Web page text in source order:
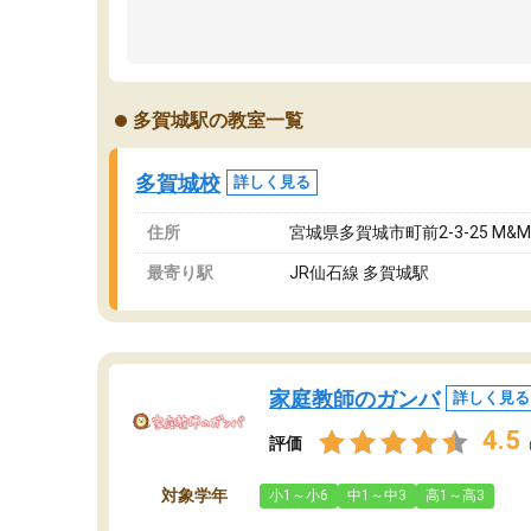
多賀城駅の教室一覧
多賀城校 詳しく見る
住所 宮城県多賀城市町前2-3-25 M&M
最寄り駅 JR仙石線 多賀城駅
家庭教師のガンバ 詳しく見る
評価 4.5
対象学年 小1～小6 中1～中3 高1～高3